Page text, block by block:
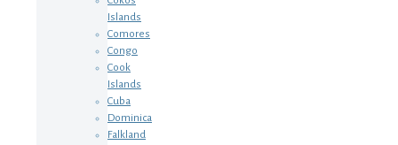
Islands
Comores
Congo
Cook
Islands
Cuba
Dominica
Falkland